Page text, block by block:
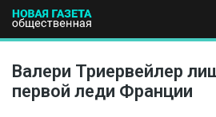
ПОЛИТИКА
Валери Триервейлер
первой леди Франции